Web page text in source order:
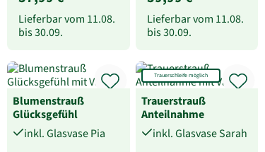
Lieferbar vom 11.08.
bis30.09.
Lieferbar vom 11.08.
bis30.09.
Blumenstrauß
Glücksgefühl
inkl. Glasvase Pia
Trauerschleife möglich
Trauerstrauß
Anteilnahme
inkl. Glasvase Sarah